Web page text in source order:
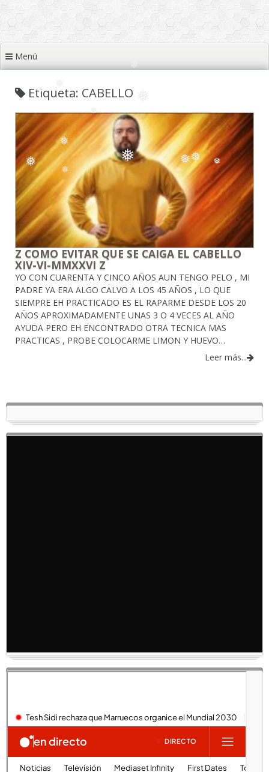
❅ ❅
❅ ❅
❅
❅
❅
❅
❅ ❅
❅
❅
❅
Menú
Etiqueta: CABELLO
Z COMO EVITAR QUE SE CAIGA EL CABELLO
XIV-VI-MMXXVI Z
YO CON CUARENTA Y CINCO AÑOS AUN TENGO PELO , MI
PADRE YA ERA ALGO CALVO A LOS 45 AÑOS , LO QUE
SIEMPRE EH PRACTICADO ES EL RAPARME DESDE LOS 20
AÑOS APROXIMADAMENTE UNAS 3 O 4 VECES AL AÑO
AYUDA PERO EH ENCONTRADO OTRA TECNICA MAS
PRACTICAS , PROBE COLOCARME LIMON Y HUEVO…
Leer más...